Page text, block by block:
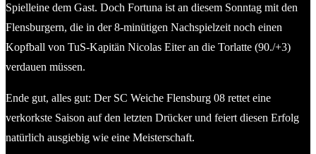
Spielleine dem Gast. Doch Fortuna ist an diesem Sonntag mit den
Flensburgern, die in der 8-minütigen Nachspielzeit noch einen
Kopfball von TuS-Kapitän Nicolas Eiter an die Torlatte (90./+3)
verdauen müssen.
Ende gut, alles gut: Der SC Weiche Flensburg 08 rettet eine
verkorkste Saison auf den letzten Drücker und feiert diesen Erfolg
natürlich ausgiebig wie eine Meisterschaft.